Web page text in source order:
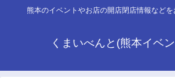
熊本のイベントやお店の開店閉店情報など
くまいべんと(熊本イベ